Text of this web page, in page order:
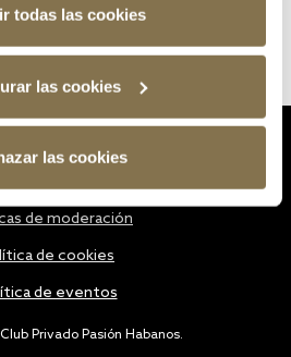
todas las cookies
las cookies
las cookies
Privado Pasión Habanos.
de moderación
de cookies
de eventos